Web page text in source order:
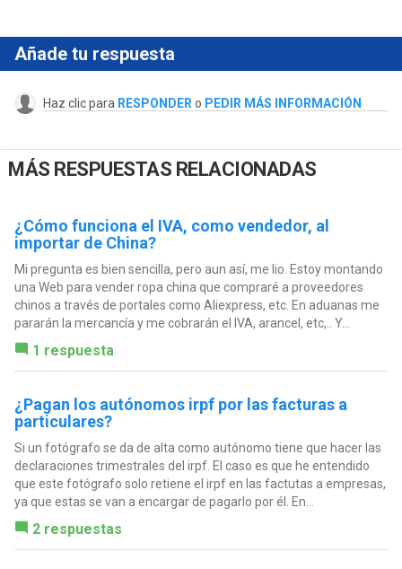
Añade tu respuesta
Haz clic para RESPONDER o PEDIR MÁS INFORMACIÓN
MÁS RESPUESTAS RELACIONADAS
¿Cómo funciona el IVA, como vendedor, al
importar de China?
Mi pregunta es bien sencilla, pero aun así, me lio. Estoy montando
una Web para vender ropa china que compraré a proveedores
chinos a través de portales como Aliexpress, etc. En aduanas me
pararán la mercancía y me cobrarán el IVA, arancel, etc,.. Y...
1 respuesta
¿Pagan los autónomos irpf por las facturas a
particulares?
Si un fotógrafo se da de alta como autónomo tiene que hacer las
declaraciones trimestrales del irpf. El caso es que he entendido
que este fotógrafo solo retiene el irpf en las factutas a empresas,
ya que estas se van a encargar de pagarlo por él. En...
2 respuestas